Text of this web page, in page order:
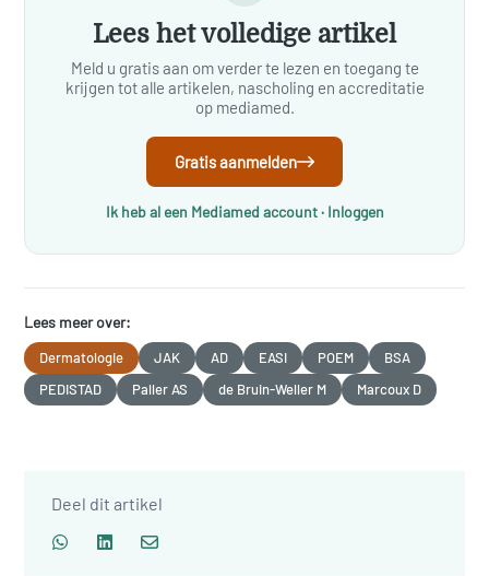
Lees het volledige artikel
Meld u gratis aan om verder te lezen en toegang te
krijgen tot alle artikelen, nascholing en accreditatie
op mediamed.
Gratis aanmelden
Ik heb al een Mediamed account · Inloggen
Lees meer over:
Dermatologie JAK AD EASI POEM
BSA
PEDISTAD
Paller AS de Bruin-Weller M Marcoux D
Deel dit artikel